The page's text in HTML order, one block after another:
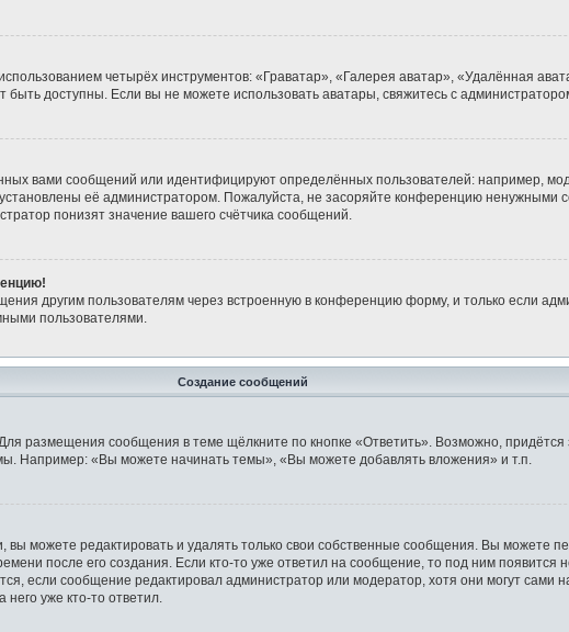
четырёх инструментов: «Граватар», «Галерея аватар», «Удалённая
быть доступны. Если вы не можете использовать аватары, свяжитесь с
вами сообщений или идентифицируют определённых пользователей: например,
её администратором. Пожалуйста, не засоряйте конференцию ненужными
понизят значение вашего счётчика сообщений.
другим пользователям через встроенную в конференцию форму, и только если
пользователями.
Создание сообщений
размещения сообщения в теме щёлкните по кнопке «Ответить». Возможно, придётся
Например: «Вы можете начинать темы», «Вы можете добавлять вложения» и т.п.
можете редактировать и удалять только свои собственные сообщения. Вы можете
после его создания. Если кто-то уже ответил на сообщение, то под ним появится
если сообщение редактировал администратор или модератор, хотя они могут
уже кто-то ответил.